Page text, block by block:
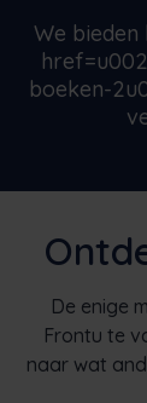
We
boeken-
De enige
Frontu te
naar wat